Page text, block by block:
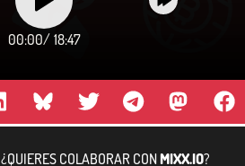
00:00/ 18:47
¿QUIERES COLABORAR CONMIXX.IO?